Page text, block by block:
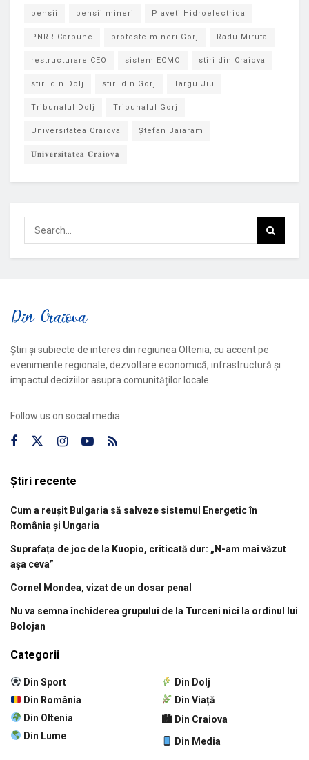
pensii pensii mineri Plaveti Hidroelectrica
PNRR Carbune proteste mineri Gorj Radu Miruta
restructurare CEO sistem ECMO stiri din Craiova
stiri din Dolj stiri din Gorj Targu Jiu
Tribunalul Dolj Tribunalul Gorj
Universitatea Craiova Ștefan Baiaram
𝐔𝐧𝐢𝐯𝐞𝐫𝐬𝐢𝐭𝐚𝐭𝐞𝐚 𝐂𝐫𝐚𝐢𝐨𝐯𝐚
Știri și subiecte de interes din regiunea Oltenia, cu accent pe
evenimente regionale, dezvoltare economică, infrastructură și
impactul deciziilor asupra comunităților locale.
Follow us on social media:
Știri recente
Cum a reușit Bulgaria să salveze sistemul Energetic în
România și Ungaria
Suprafața de joc de la Kuopio, criticată dur: „N-am mai văzut
așa ceva”
Cornel Mondea, vizat de un dosar penal
Nu va semna închiderea grupului de la Turceni nici la ordinul lui
Bolojan
Categorii
Din Sport
Din România
Din Oltenia
Din Lume
Din Dolj
Din Viață
🏙 Din Craiova
Din Media